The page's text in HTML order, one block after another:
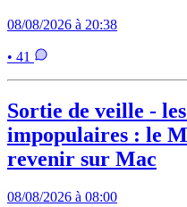
08/08/2026 à 20:38
• 41
Sortie de veille -
impopulaires : le
revenir sur Mac
08/08/2026 à 08:00